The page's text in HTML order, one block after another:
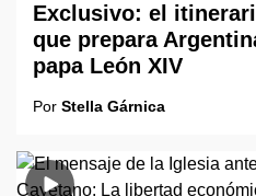
Exclusivo: el
que prepara
papa León XIV
Por Stella Gárnica